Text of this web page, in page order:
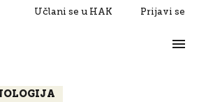
Učlani se u HAK Prijavi se